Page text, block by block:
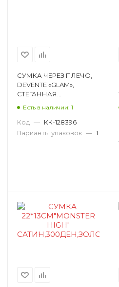
СУМКА ЧЕРЕЗ ПЛЕЧО,
DEVENTE «GLAM»,
СТЕГАННАЯ
РОЗОВЫЙ, 11,5Х16,5Х2 СМ
7034332
Есть в наличии: 1
Код — КК-128396
Варианты упаковок — 1